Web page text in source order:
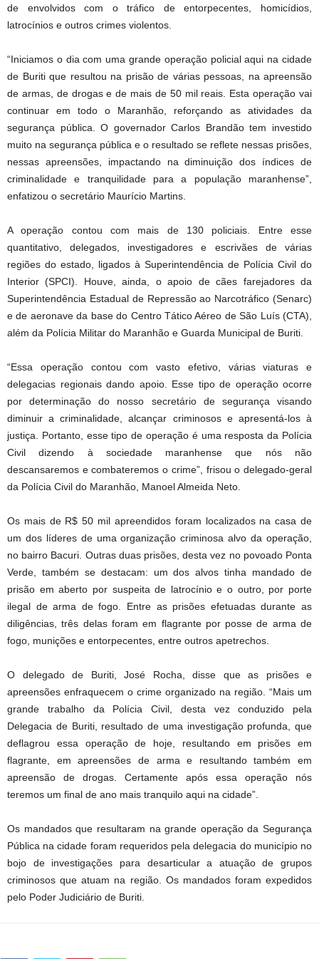
de envolvidos com o tráfico de entorpecentes, homicídios,
latrocínios e outros crimes violentos.
“Iniciamos o dia com uma grande operação policial aqui na cidade
de Buriti que resultou na prisão de várias pessoas, na apreensão
de armas, de drogas e de mais de 50 mil reais. Esta operação vai
continuar em todo o Maranhão, reforçando as atividades da
segurança pública. O governador Carlos Brandão tem investido
muito na segurança pública e o resultado se reflete nessas prisões,
nessas apreensões, impactando na diminuição dos índices de
criminalidade e tranquilidade para a população maranhense”,
enfatizou o secretário Maurício Martins.
A operação contou com mais de 130 policiais. Entre esse
quantitativo, delegados, investigadores e escrivães de várias
regiões do estado, ligados à Superintendência de Polícia Civil do
Interior (SPCI). Houve, ainda, o apoio de cães farejadores da
Superintendência Estadual de Repressão ao Narcotráfico (Senarc)
e de aeronave da base do Centro Tático Aéreo de São Luís (CTA),
além da Polícia Militar do Maranhão e Guarda Municipal de Buriti.
“Essa operação contou com vasto efetivo, várias viaturas e
delegacias regionais dando apoio. Esse tipo de operação ocorre
por determinação do nosso secretário de segurança visando
diminuir a criminalidade, alcançar criminosos e apresentá-los à
justiça. Portanto, esse tipo de operação é uma resposta da Polícia
Civil dizendo à sociedade maranhense que nós não
descansaremos e combateremos o crime”, frisou o delegado-geral
da Polícia Civil do Maranhão, Manoel Almeida Neto.
Os mais de R$ 50 mil apreendidos foram localizados na casa de
um dos líderes de uma organização criminosa alvo da operação,
no bairro Bacuri. Outras duas prisões, desta vez no povoado Ponta
Verde, também se destacam: um dos alvos tinha mandado de
prisão em aberto por suspeita de latrocínio e o outro, por porte
ilegal de arma de fogo. Entre as prisões efetuadas durante as
diligências, três delas foram em flagrante por posse de arma de
fogo, munições e entorpecentes, entre outros apetrechos.
O delegado de Buriti, José Rocha, disse que as prisões e
apreensões enfraquecem o crime organizado na região. “Mais um
grande trabalho da Polícia Civil, desta vez conduzido pela
Delegacia de Buriti, resultado de uma investigação profunda, que
deflagrou essa operação de hoje, resultando em prisões em
flagrante, em apreensões de arma e resultando também em
apreensão de drogas. Certamente após essa operação nós
teremos um final de ano mais tranquilo aqui na cidade”.
Os mandados que resultaram na grande operação da Segurança
Pública na cidade foram requeridos pela delegacia do município no
bojo de investigações para desarticular a atuação de grupos
criminosos que atuam na região. Os mandados foram expedidos
pelo Poder Judiciário de Buriti.